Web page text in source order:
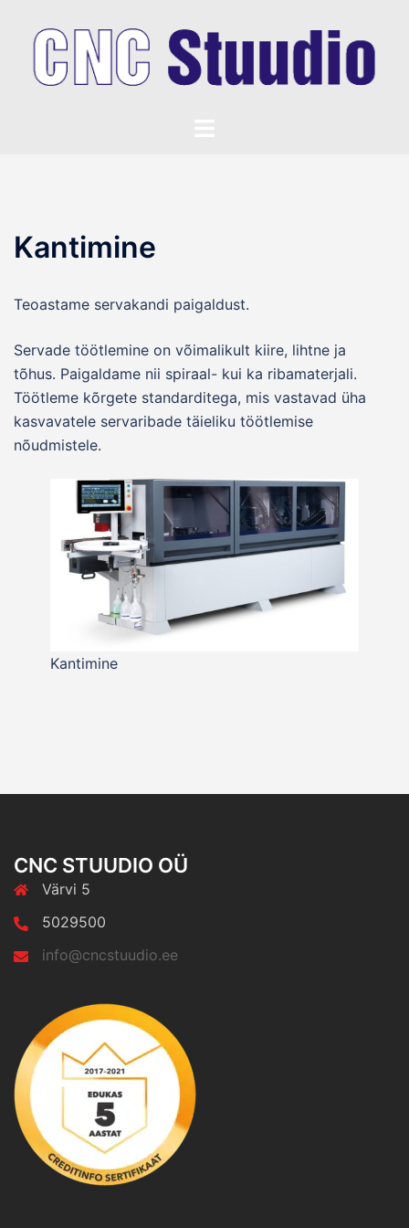
Kantimine
Teoastame servakandi paigaldust.
Servade töötlemine on võimalikult kiire, lihtne ja
tõhus. Paigaldame nii spiraal- kui ka ribamaterjali.
Töötleme kõrgete standarditega, mis vastavad üha
kasvavatele servaribade täieliku töötlemise
nõudmistele.
Kantimine
CNC STUUDIO OÜ
Värvi 5
5029500
info@cncstuudio.ee